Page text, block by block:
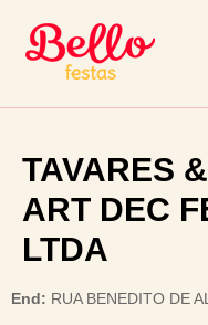
TAVARES
ART DEC
LTDA
End: RUA BENEDITO DE